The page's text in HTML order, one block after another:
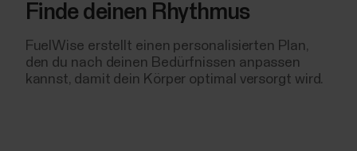
Finde deinen Rhythmus
FuelWise erstellt einen personalisierten Plan,
den du nach deinen Bedürfnissen anpassen
kannst, damit dein Körper optimal versorgt wird.